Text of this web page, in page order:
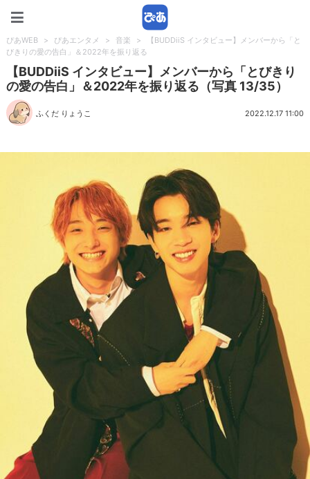
ぴあWEB > ぴあエンタメ > 音楽 >
【BUDDiiS インタビュー】メンバーから「と
びきりの愛の告白」＆2022年を振り返る
【BUDDiiS インタビュー】メンバーから「とびきり
の愛の告白」＆2022年を振り返る（写真 13/35）
ふくだ りょうこ 2022.12.17 11:00